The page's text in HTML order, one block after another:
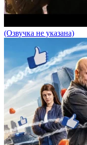
(Озвучка не указана)